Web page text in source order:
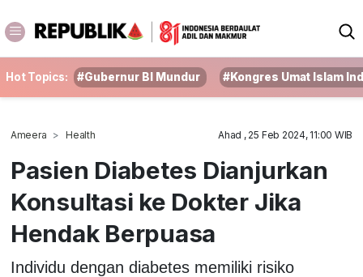
Hot Topics: #Gubernur BI Mundur #Kongres Umat Islam
Ameera Health Ahad , 25 Feb 2024, 11:00 WIB
Pasien Diabetes Dianjurkan
Konsultasi ke Dokter Jika
Hendak Berpuasa
Individu dengan diabetes memiliki risiko